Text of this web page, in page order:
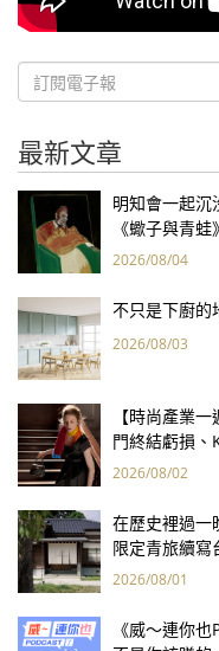
最新文章
明知會一起沉
《蠍子與青
2026/08/04
不只是下廚的
2026/08/03
【時尚產業
門終結虧損
報亮眼
2026/08/02
在歷史裡過一
限定青旅續寫
2026/08/01
《威～連你